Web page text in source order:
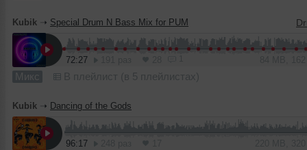
Kubik ➝ Special Drum N Bass Mix for PUM
72:27
Микс В плейлист (в 5 плейлистах)
Kubik ➝ Dancing of the Gods
96:17